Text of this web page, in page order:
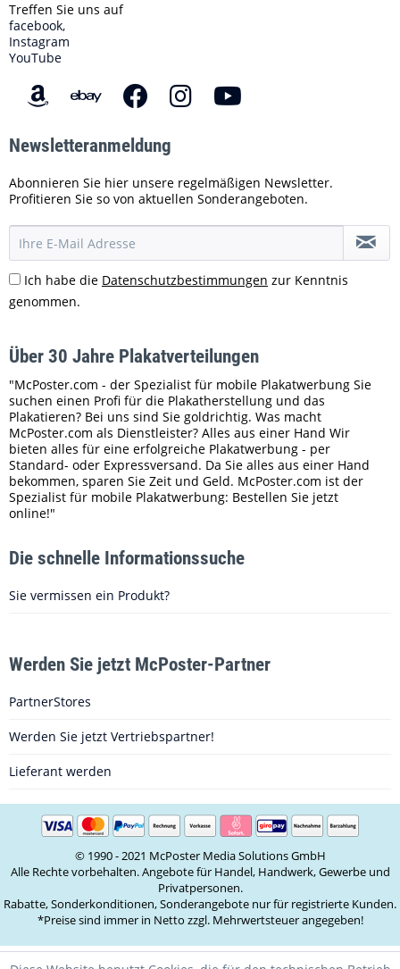
Treffen Sie uns auf
facebook,
Instagram
YouTube
Newsletteranmeldung
Abonnieren Sie hier unsere regelmäßigen Newsletter.
Profitieren Sie so von aktuellen Sonderangeboten.
Ich habe die Datenschutzbestimmungen zur Kenntnis
genommen.
Über 30 Jahre Plakatverteilungen
"McPoster.com - der Spezialist für mobile Plakatwerbung Sie
suchen einen Profi für die Plakatherstellung und das
Plakatieren? Bei uns sind Sie goldrichtig. Was macht
McPoster.com als Dienstleister? Alles aus einer Hand Wir
bieten alles für eine erfolgreiche Plakatwerbung - per
Standard- oder Expressversand. Da Sie alles aus einer Hand
bekommen, sparen Sie Zeit und Geld. McPoster.com ist der
Spezialist für mobile Plakatwerbung: Bestellen Sie jetzt
online!"
Die schnelle Informationssuche
Sie vermissen ein Produkt?
Werden Sie jetzt McPoster-Partner
PartnerStores
Werden Sie jetzt Vertriebspartner!
Lieferant werden
© 1990 - 2021 McPoster Media Solutions GmbH
Alle Rechte vorbehalten. Angebote für Handel, Handwerk, Gewerbe und
Privatpersonen.
Rabatte, Sonderkonditionen, Sonderangebote nur für registrierte Kunden.
*Preise sind immer in Netto zzgl. Mehrwertsteuer angegeben!